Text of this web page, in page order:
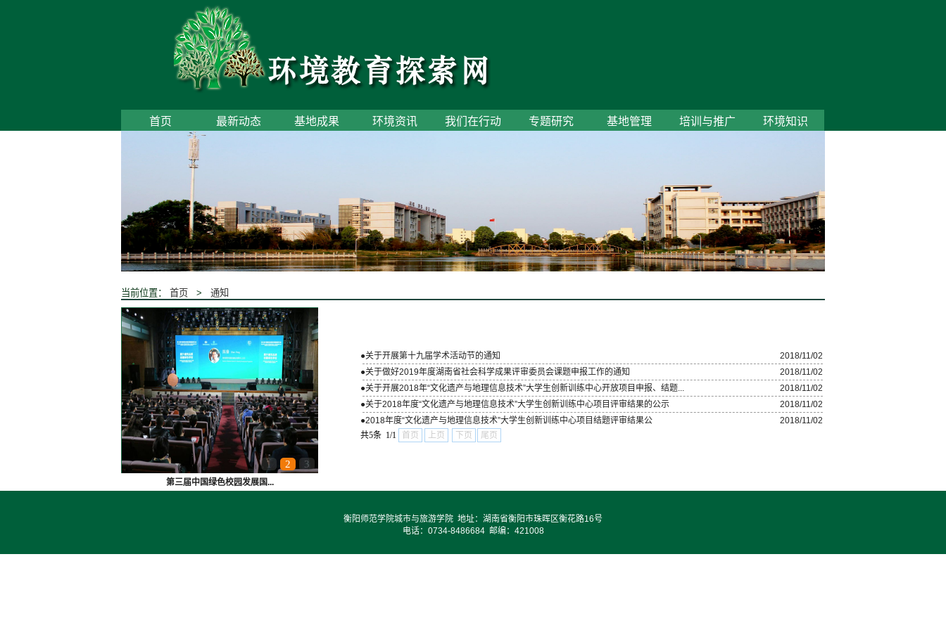
首页 最新动态 基地成果 环境资讯 我们在行动 专题研究 基地管理 培训与推广 环境知识
当前位置： 首页 > 通知
1 2 3
第三届中国绿色校园发展国...
●关于开展第十九届学术活动节的通知
2018/11/02
●关于做好2019年度湖南省社会科学成果评审委员会课题申报工作的通知
2018/11/02
●关于开展2018年“文化遗产与地理信息技术”大学生创新训练中心开放项目申报、结题...
2018/11/02
●关于2018年度“文化遗产与地理信息技术”大学生创新训练中心项目评审结果的公示
2018/11/02
●2018年度“文化遗产与地理信息技术”大学生创新训练中心项目结题评审结果公
2018/11/02
共5条 1/1
首页 上页 下页 尾页
衡阳师范学院城市与旅游学院 地址：湖南省衡阳市珠晖区衡花路16号
电话：0734-8486684 邮编：421008